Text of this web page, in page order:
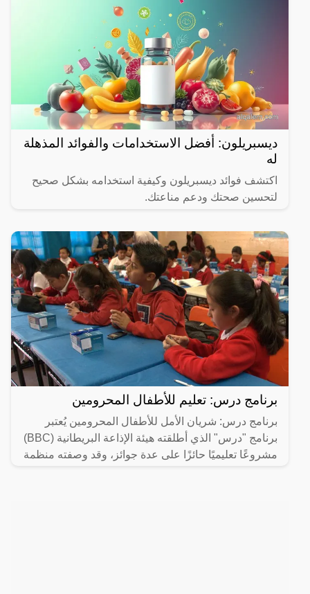
ديسبريلون: أفضل الاستخدامات والفوائد المذهلة
له
اكتشف فوائد ديسبريلون وكيفية استخدامه بشكل صحيح
لتحسين صحتك ودعم مناعتك.
برنامج درس: تعليم للأطفال المحرومين
برنامج درس: شريان الأمل للأطفال المحرومين يُعتبر
برنامج "درس" الذي أطلقته هيئة الإذاعة البريطانية (BBC)
مشروعًا تعليميًا حائزًا على عدة جوائز، وقد وصفته منظمة